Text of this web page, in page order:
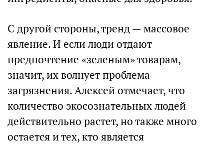
С другой стороны, тренд — массовое
явление. И если люди отдают
предпочтение «зеленым» товарам,
значит, их волнует проблема
загрязнения. Алексей отмечает, что
количество экосознательных людей
действительно растет, но также много
остается и тех, кто является